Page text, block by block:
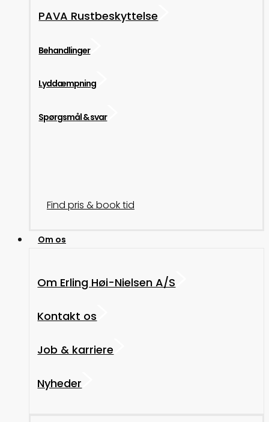
PAVA Rustbeskyttelse
Behandlinger
Lyddæmpning
Spørgsmål & svar
Find pris & book tid
Om os
Om Erling Høi-Nielsen A/S
Kontakt os
Job & karriere
Nyheder